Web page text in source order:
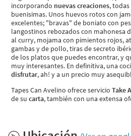
incorporando nuevas creaciones,
buenisimas. Unos huevos rotos con
excelentes; "bravas" de boniato con
langostinos rebozados con mahonesa
al curry, mojama con pimientos rojos,
gambas y de pollo, tiras de secreto
de los platos que puedes encontrar, y
muy interesantes. En definitiva, una
disfrutar, ah! y a un precio muy
Tapes Can Avelino ofrece servicio Take
de su carta, también con una extensa